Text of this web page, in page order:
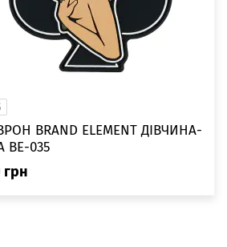
BRAND ELEMENT ДІВЧИНА-
ВЕ-035
грн